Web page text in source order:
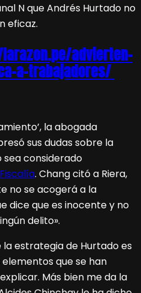
N que Andrés Hurtado no
eficaz.
advierten-
a-trabajadores/
la abogada
sus dudas sobre la
sea considerado
Fiscalía. Chang citó a Riera,
no se acogerá a la
dice que es inocente y no
delito».
la estrategia de Hurtado es
que se han
Más bien me da la